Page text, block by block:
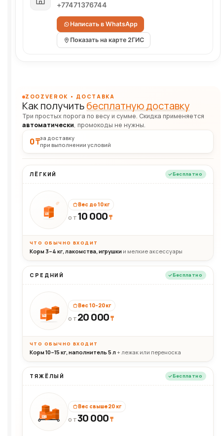
+77471376744
Написать в WhatsApp
Показать на карте 2ГИС
ZOOZVEROK • ДОСТАВКА
Как получитьбесплатную доставку
Три простых порога по весу и сумме. Скидка применяется
автоматически, промокоды не нужны.
0 ₸за доставку
при выполнении условий
ЛЁГКИЙ Бесплатно
10кг
Вес до 10 кг
ОТ 10 000₸
ЧТО ОБЫЧНО ВХОДИТ
Корм 3–4 кг, лакомства, игрушки и мелкие аксессуары
СРЕДНИЙ Бесплатно
20кг
Вес 10–20 кг
ОТ 20 000₸
ЧТО ОБЫЧНО ВХОДИТ
Корм 10–15 кг, наполнитель 5 л+ лежак или переноска
ТЯЖЁЛЫЙ Бесплатно
30+кг
Вес свыше 20 кг
ОТ30 000₸